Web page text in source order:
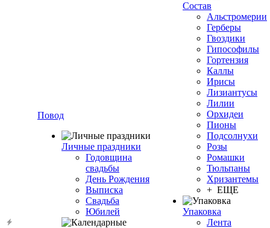
Повод
Личные праздники
Годовщина
свадьбы
День Рождения
Выписка
Свадьба
Юбилей
Состав
Альстромерии
Герберы
Гвоздики
Гипософилы
Гортензия
Каллы
Ирисы
Лизиантусы
Лилии
Орхидеи
Пионы
Подсолнухи
Розы
Ромашки
Тюльпаны
Хризантемы
+ ЕЩЕ
Упаковка
Лента